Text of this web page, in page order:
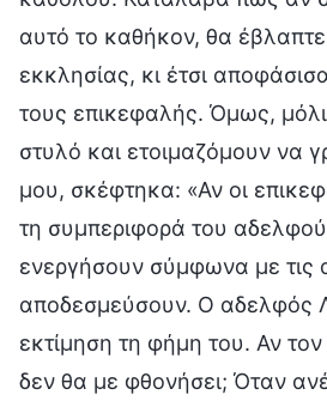
αυτό το καθήκον, θα
εκκλησίας, κι έτσι
τους επικεφαλής. Όμως,
στυλό και ετοιμαζόμουν να
μου, σκέφτηκα: «Αν οι
τη συμπεριφορά του
ενεργήσουν σύμφωνα με τις
αποδεσμεύσουν. Ο αδελφός
εκτίμηση τη φήμη του. Αν
δεν θα με φθονήσει; Όταν